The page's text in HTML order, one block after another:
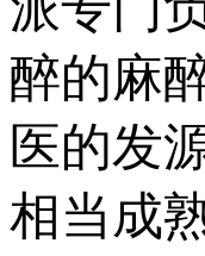
醉的麻
医的发
相当成